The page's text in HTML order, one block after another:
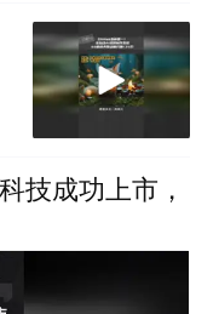
技成功上市，